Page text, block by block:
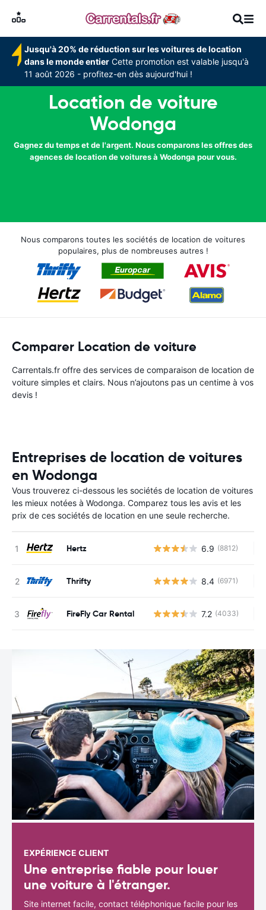
Jusqu'à 20% de réduction sur les voitures de location
dans le monde entier Cette promotion est valable jusqu'à
11 août 2026 - profitez-en dès aujourd'hui !
Location de voiture
Wodonga
Gagnez du temps et de l'argent. Nous comparons les offres des
agences de location de voitures à Wodonga pour vous.
Nous comparons toutes les sociétés de location de voitures
populaires, plus de nombreuses autres !
Comparer Location de voiture
Carrentals.fr offre des services de comparaison de location de
voiture simples et clairs. Nous n’ajoutons pas un centime à vos
devis !
Entreprises de location de voitures
en Wodonga
Vous trouverez ci-dessous les sociétés de location de voitures
les mieux notées à Wodonga. Comparez tous les avis et les
prix de ces sociétés de location en une seule recherche.
Hertz 6.9 (8812)
Thrifty 8.4 (6971)
FireFly Car Rental 7.2 (4033)
EXPÉRIENCE CLIENT
Une entreprise fiable pour louer
une voiture à l'étranger.
Site internet facile, contact téléphonique facile pour les